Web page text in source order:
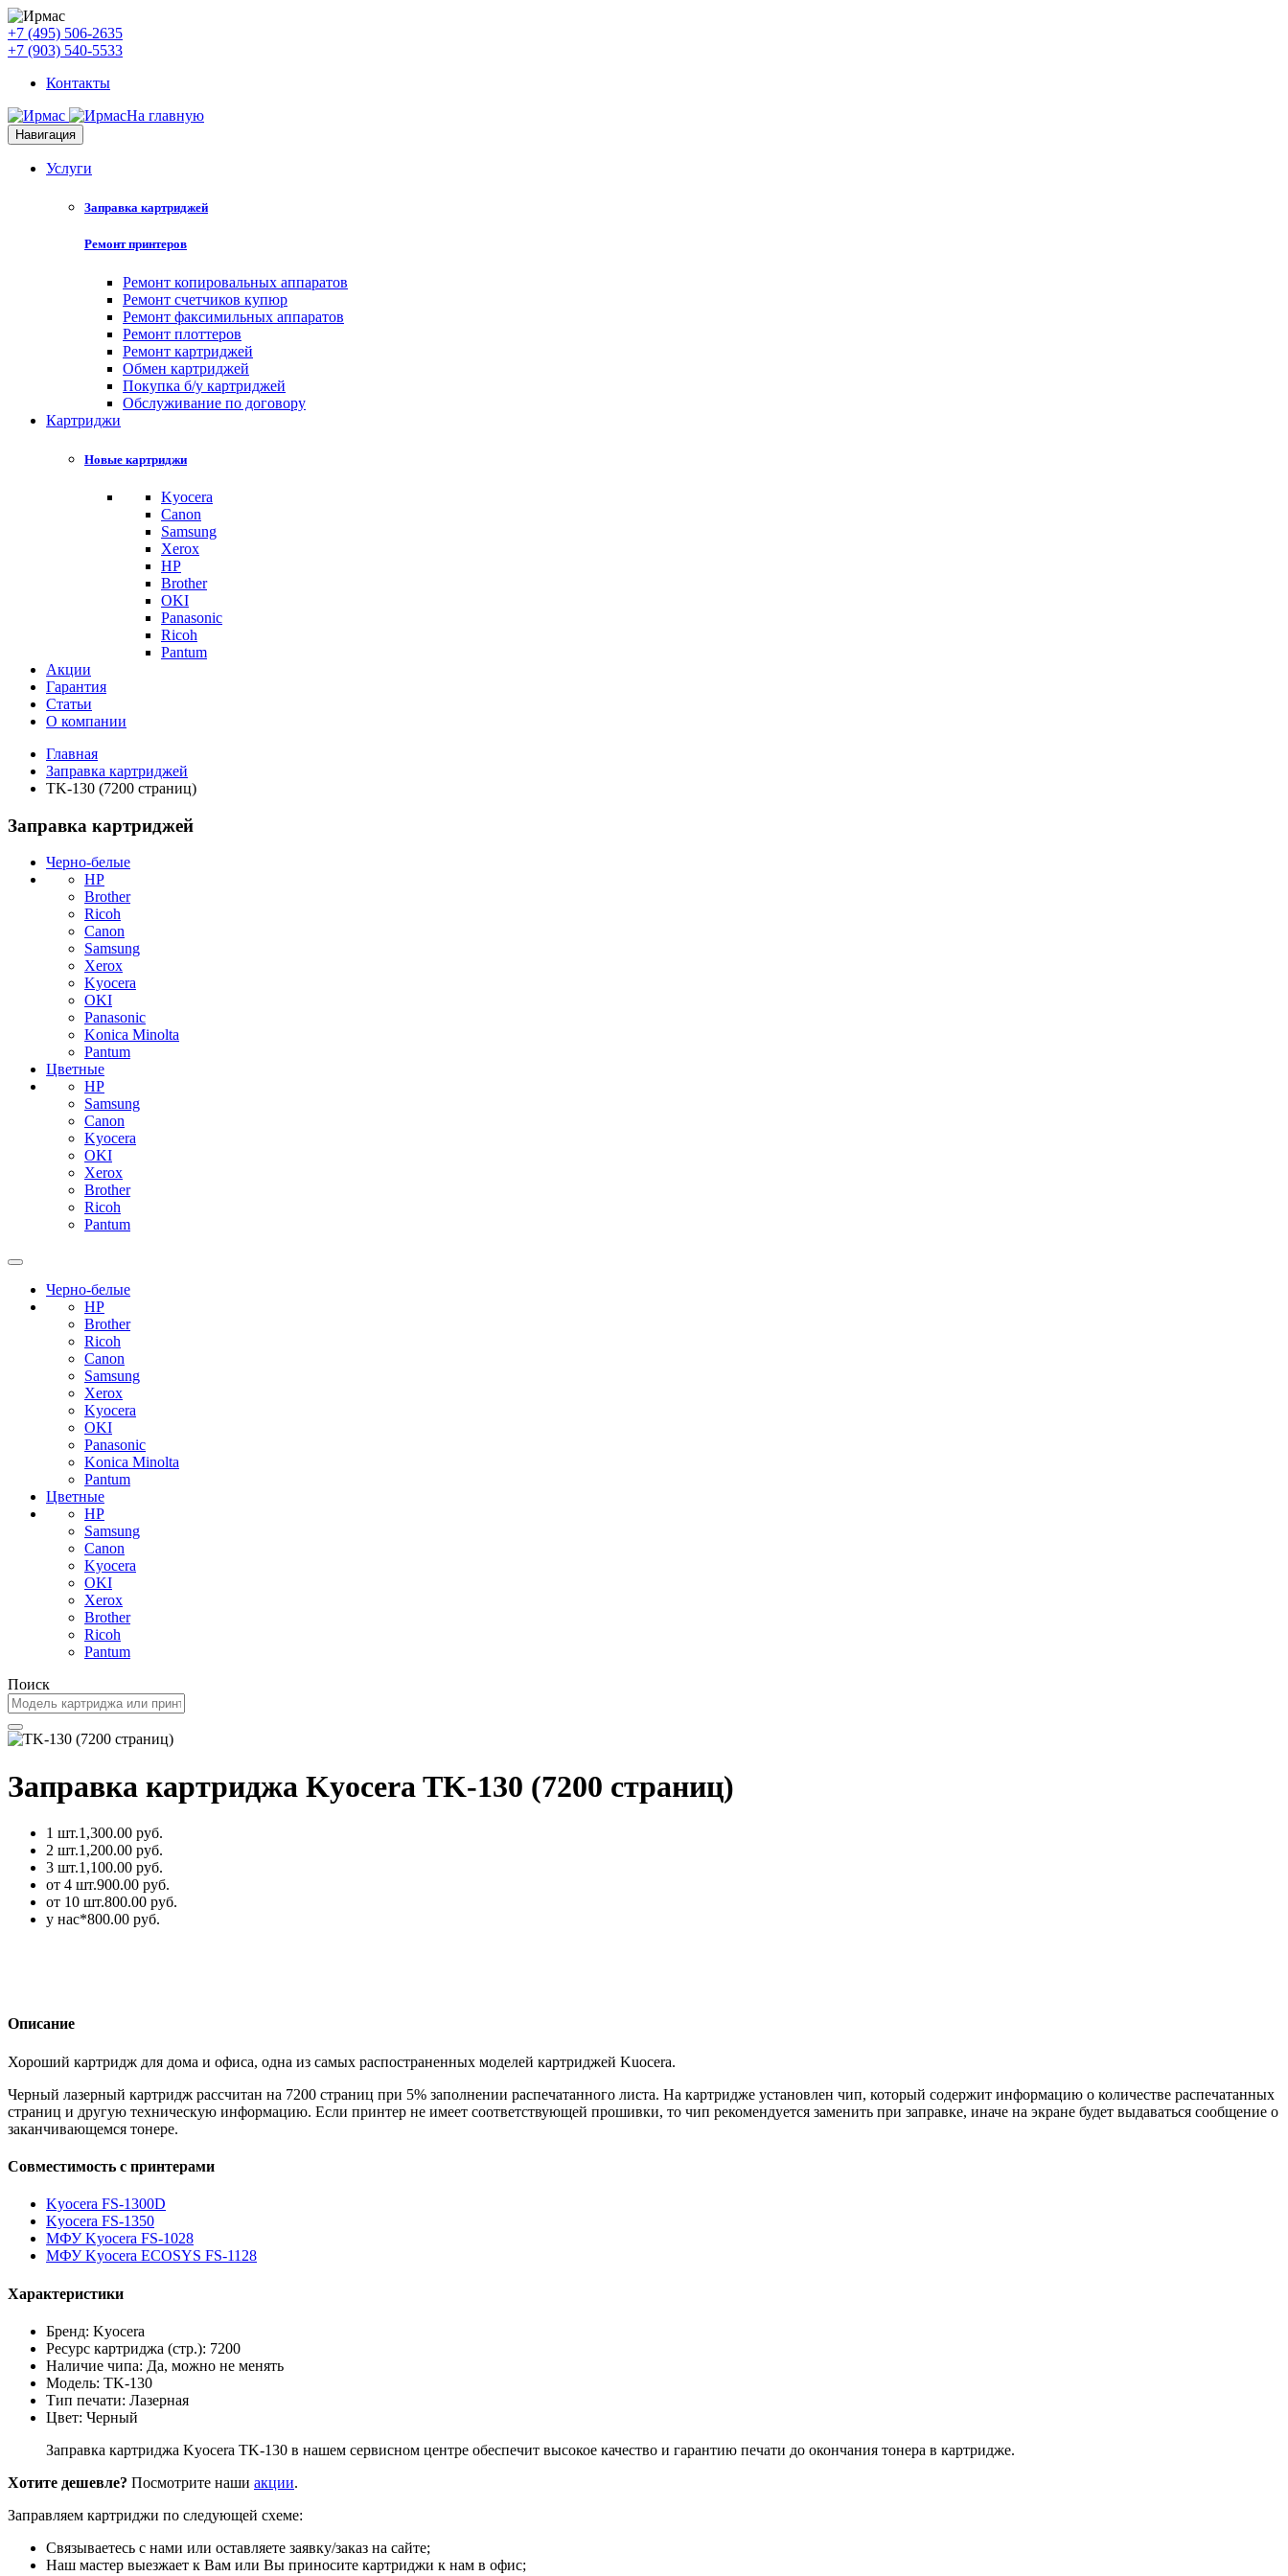
+7 (495) 506-2635
+7 (903) 540-5533
Контакты
На главную
Навигация
Услуги
Заправка картриджей
Ремонт принтеров
Ремонт копировальных аппаратов
Ремонт счетчиков купюр
Ремонт факсимильных аппаратов
Ремонт плоттеров
Ремонт картриджей
Обмен картриджей
Покупка б/у картриджей
Обслуживание по договору
Картриджи
Новые картриджи
Kyocera
Canon
Samsung
Xerox
HP
Brother
OKI
Panasonic
Ricoh
Pantum
Акции
Гарантия
Статьи
О компании
Главная
Заправка картриджей
TK-130 (7200 страниц)
Заправка картриджей
Черно-белые
HP
Brother
Ricoh
Canon
Samsung
Xerox
Kyocera
OKI
Panasonic
Konica Minolta
Pantum
Цветные
HP
Samsung
Canon
Kyocera
OKI
Xerox
Brother
Ricoh
Pantum
Черно-белые
HP
Brother
Ricoh
Canon
Samsung
Xerox
Kyocera
OKI
Panasonic
Konica Minolta
Pantum
Цветные
HP
Samsung
Canon
Kyocera
OKI
Xerox
Brother
Ricoh
Pantum
Поиск
Заправка картриджа Kyocera TK-130 (7200 страниц)
1 шт.1,300.00 руб.
2 шт.1,200.00 руб.
3 шт.1,100.00 руб.
от 4 шт.900.00 руб.
от 10 шт.800.00 руб.
у нас*800.00 руб.
Описание
Хороший картридж для дома и офиса, одна из самых распостраненных моделей картриджей Kuocera.
Черный лазерный картридж рассчитан на 7200 страниц при 5% заполнении распечатанного листа. На картридже установлен чип, который содержит информацию о количестве распечатанных
страниц и другую техническую информацию. Если принтер не имеет соответствующей прошивки, то чип рекомендуется заменить при заправке, иначе на экране будет выдаваться сообщение о
заканчивающемся тонере.
Совместимость с принтерами
Kyocera FS-1300D
Kyocera FS-1350
МФУ Kyocera FS-1028
МФУ Kyocera ECOSYS FS-1128
Характеристики
Бренд: Kyocera
Ресурс картриджа (стр.): 7200
Наличие чипа: Да, можно не менять
Модель: TK-130
Тип печати: Лазерная
Цвет: Черный
Заправка картриджа Kyocera TK-130 в нашем сервисном центре обеспечит высокое качество и гарантию печати до окончания тонера в картридже.
Хотите дешевле? Посмотрите наши акции.
Заправляем картриджи по следующей схеме:
Связываетесь с нами или оставляете заявку/заказ на сайте;
Наш мастер выезжает к Вам или Вы приносите картриджи к нам в офис;